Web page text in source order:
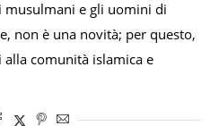
musulmani e gli uomini di
non è una novità; per questo,
comunità islamica e